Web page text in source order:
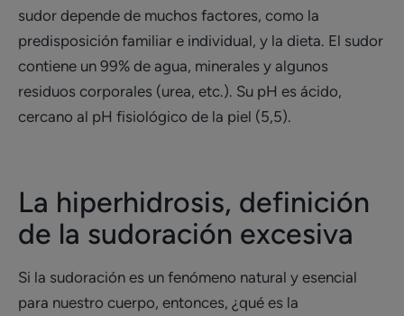
sudor depende de muchos factores, como la
predisposición familiar e individual, y la dieta. El sudor
contiene un 99% de agua, minerales y algunos
residuos corporales (urea, etc.). Su pH es ácido,
cercano al pH fisiológico de la piel (5,5).
La hiperhidrosis, definición
de la sudoración excesiva
Si la sudoración es un fenómeno natural y esencial
para nuestro cuerpo, entonces, ¿qué es la